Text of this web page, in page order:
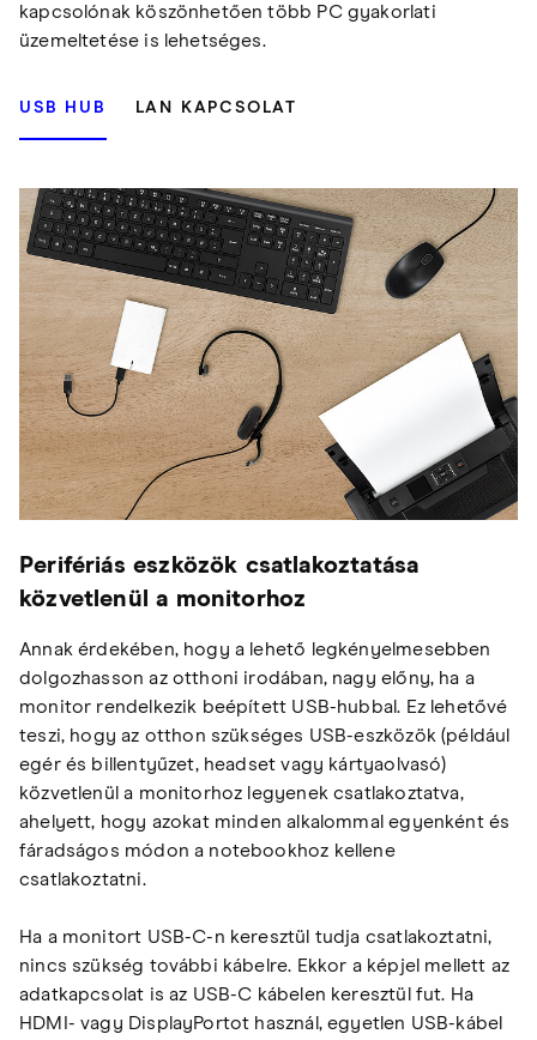
kapcsolónak köszönhetően több PC gyakorlati
üzemeltetése is lehetséges.
USB HUB LAN KAPCSOLAT
Perifériás eszközök csatlakoztatása
közvetlenül a monitorhoz
Annak érdekében, hogy a lehető legkényelmesebben
dolgozhasson az otthoni irodában, nagy előny, ha a
monitor rendelkezik beépített USB-hubbal. Ez lehetővé
teszi, hogy az otthon szükséges USB-eszközök (például
egér és billentyűzet, headset vagy kártyaolvasó)
közvetlenül a monitorhoz legyenek csatlakoztatva,
ahelyett, hogy azokat minden alkalommal egyenként és
fáradságos módon a notebookhoz kellene
csatlakoztatni.
Ha a monitort USB-C-n keresztül tudja csatlakoztatni,
nincs szükség további kábelre. Ekkor a képjel mellett az
adatkapcsolat is az USB-C kábelen keresztül fut. Ha
HDMI- vagy DisplayPortot használ, egyetlen USB-kábel